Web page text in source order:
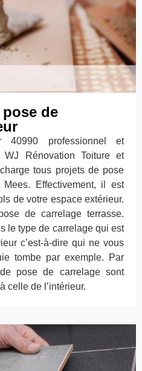
de
professionnel et
WJ Rénovation Toiture et
tous projets de pose
Effectivement, il est
de votre espace extérieur.
de carrelage terrasse.
le type de carrelage qui est
c’est-à-dire qui ne vous
tombe par exemple. Par
pose de carrelage sont
celle de l’intérieur.